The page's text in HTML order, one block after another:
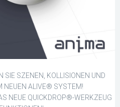
SIE SZENEN, KOLLISIONEN UND
NEUEN ALIVE® SYSTEM!
NEUE QUICKDROP®-WERKZEUG